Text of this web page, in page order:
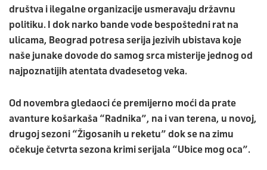
društva i ilegalne organizacije usmeravaju državnu
politiku. I dok narko bande vode bespoštedni rat na
ulicama, Beograd potresa serija jezivih ubistava koje
naše junake dovode do samog srca misterije jednog od
najpoznatijih atentata dvadesetog veka.
Od novembra gledaoci će premijerno moći da prate
avanture košarkaša “Radnika”, na i van terena, u novoj,
drugoj sezoni “Žigosanih u reketu” dok se na zimu
očekuje četvrta sezona krimi serijala “Ubice mog oca”.